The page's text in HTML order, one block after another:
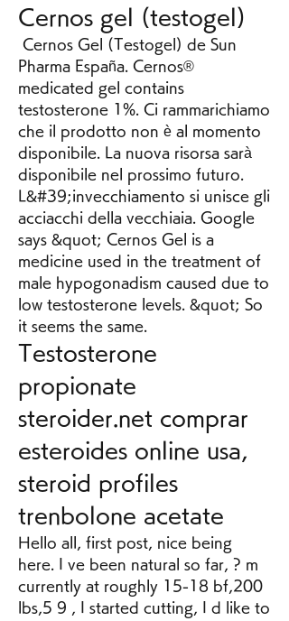
Cernos gel (testogel)
Pharma España. Cernos®
medicated gel contains
testosterone 1%. Ci rammarichiamo
che il prodotto non è al momento
disponibile. La nuova risorsa sarà
disponibile nel prossimo futuro.
L&#39;invecchiamento si unisce gli
acciacchi della vecchiaia. Google
says &quot; Cernos Gel is a
medicine used in the treatment of
male hypogonadism caused due to
low testosterone levels. &quot; So
it seems the same.
Testosterone
propionate
steroider.net comprar
esteroides online usa,
steroid profiles
trenbolone acetate
Hello all, first post, nice being
here. I ve been natural so far, ? m
currently at roughly 15-18 bf,200
lbs,5 9 , I started cutting, I d like to